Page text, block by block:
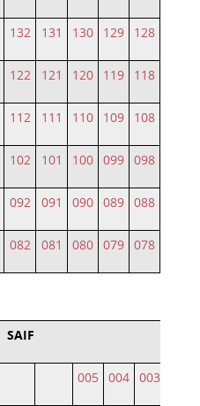
132 131 130 129 128
122 121 120 119 118
112 111 110 109 108
102 101 100 099 098
092 091 090 089 088
082 081 080 079 078
SAIF
005 004 003